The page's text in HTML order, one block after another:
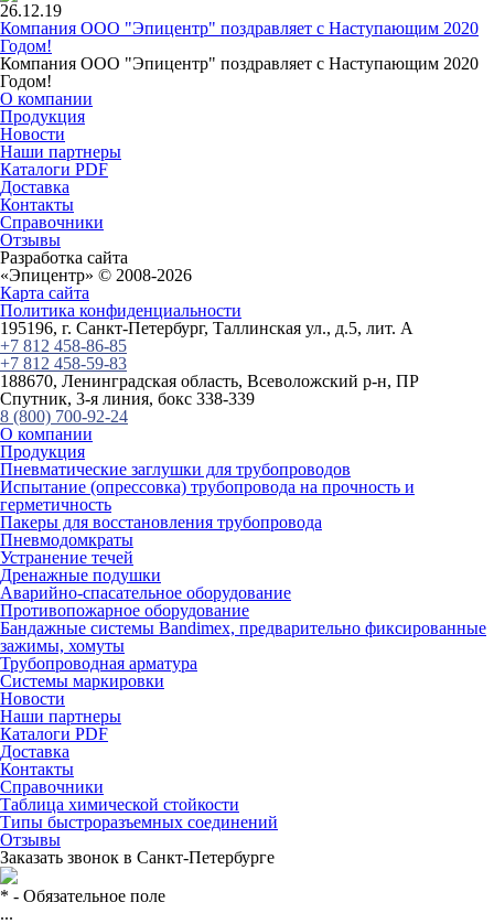
26.12.19
Компания ООО "Эпицентр" поздравляет с Наступающим 2020
Годом!
Компания ООО "Эпицентр" поздравляет с Наступающим 2020
Годом!
О компании
Продукция
Новости
Наши партнеры
Каталоги PDF
Доставка
Контакты
Справочники
Отзывы
Разработка сайта
«Эпицентр» © 2008-2026
Карта сайта
Политика конфиденциальности
195196, г. Санкт-Петербург, Таллинская ул., д.5, лит. А
+7 812 458-86-85
+7 812 458-59-83
188670, Ленинградская область, Всеволожский р-н, ПР
Спутник, 3-я линия, бокс 338-339
8 (800) 700-92-24
О компании
Продукция
Пневматические заглушки для трубопроводов
Испытание (опрессовка) трубопровода на прочность и
герметичность
Пакеры для восстановления трубопровода
Пневмодомкраты
Устранение течей
Дренажные подушки
Аварийно-спасательное оборудование
Противопожарное оборудование
Бандажные системы Bandimex, предварительно фиксированные
зажимы, хомуты
Трубопроводная арматура
Системы маркировки
Новости
Наши партнеры
Каталоги PDF
Доставка
Контакты
Справочники
Таблица химической стойкости
Типы быстроразъемных соединений
Отзывы
Заказать звонок в Санкт-Петербурге
* - Обязательное поле
...